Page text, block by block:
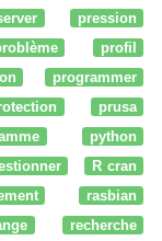
pression
profil
programmer
prusa
python
R cran
rasbian
recherche